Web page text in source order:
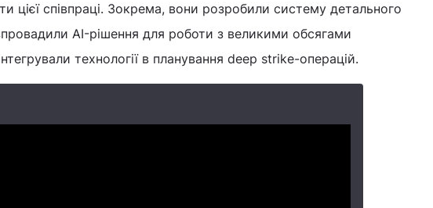
цієї співпраці. Зокрема, вони розробили систему детального
AI-рішення для роботи з великими обсягами
технології в планування deep strike-операцій.